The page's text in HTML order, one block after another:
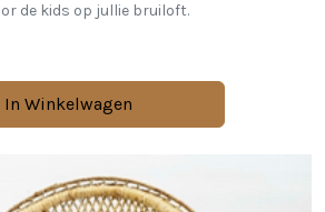
de kids op jullie bruiloft.
In Winkelwagen